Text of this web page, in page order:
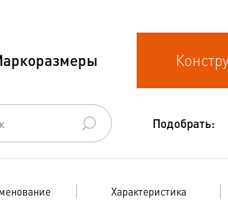
управления
Подобрать:
Характеристика